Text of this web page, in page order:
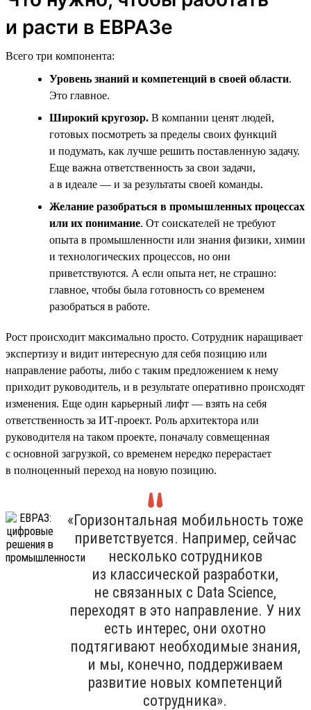
и расти в ЕВРАЗе
Всего три компонента:
Уровень знаний и компетенций в своей области.
Это главное.
Широкий кругозор. В компании ценят людей,
готовых посмотреть за пределы своих функций
и подумать, как лучше решить поставленную задачу.
Еще важна ответственность за свои задачи,
а в идеале — и за результаты своей команды.
Желание разобраться в промышленных процессах
или их понимание. От соискателей не требуют
опыта в промышленности или знания физики, химии
и технологических процессов, но они
приветствуются. А если опыта нет, не страшно:
главное, чтобы была готовность со временем
разобраться в работе.
Рост происходит максимально просто. Сотрудник наращивает
экспертизу и видит интересную для себя позицию или
направление работы, либо с таким предложением к нему
приходит руководитель, и в результате оперативно происходят
изменения. Еще один карьерный лифт — взять на себя
ответственность за ИТ-проект. Роль архитектора или
руководителя на таком проекте, поначалу совмещенная
с основной загрузкой, со временем нередко перерастает
в полноценный переход на новую позицию.
«Горизонтальная мобильность тоже
приветствуется. Например, сейчас
несколько сотрудников
из классической разработки,
не связанных с Data Science,
переходят в это направление. У них
есть интерес, они охотно
подтягивают необходимые знания,
и мы, конечно, поддерживаем
развитие новых компетенций
сотрудника».